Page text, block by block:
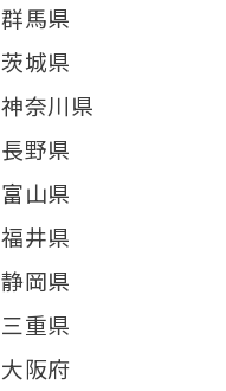
群馬県
茨城県
神奈川県
長野県
富山県
福井県
静岡県
三重県
大阪府